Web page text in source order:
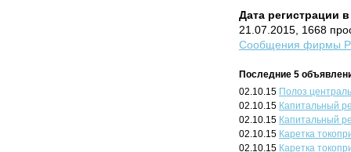
Дата регистрации в
21.07.2015, 1668
Сообщения фирмы
Последние 5
02.10.15 Полоз
02.10.15 Капитальный
02.10.15 Капитальный
02.10.15 Каретка
02.10.15 Каретка